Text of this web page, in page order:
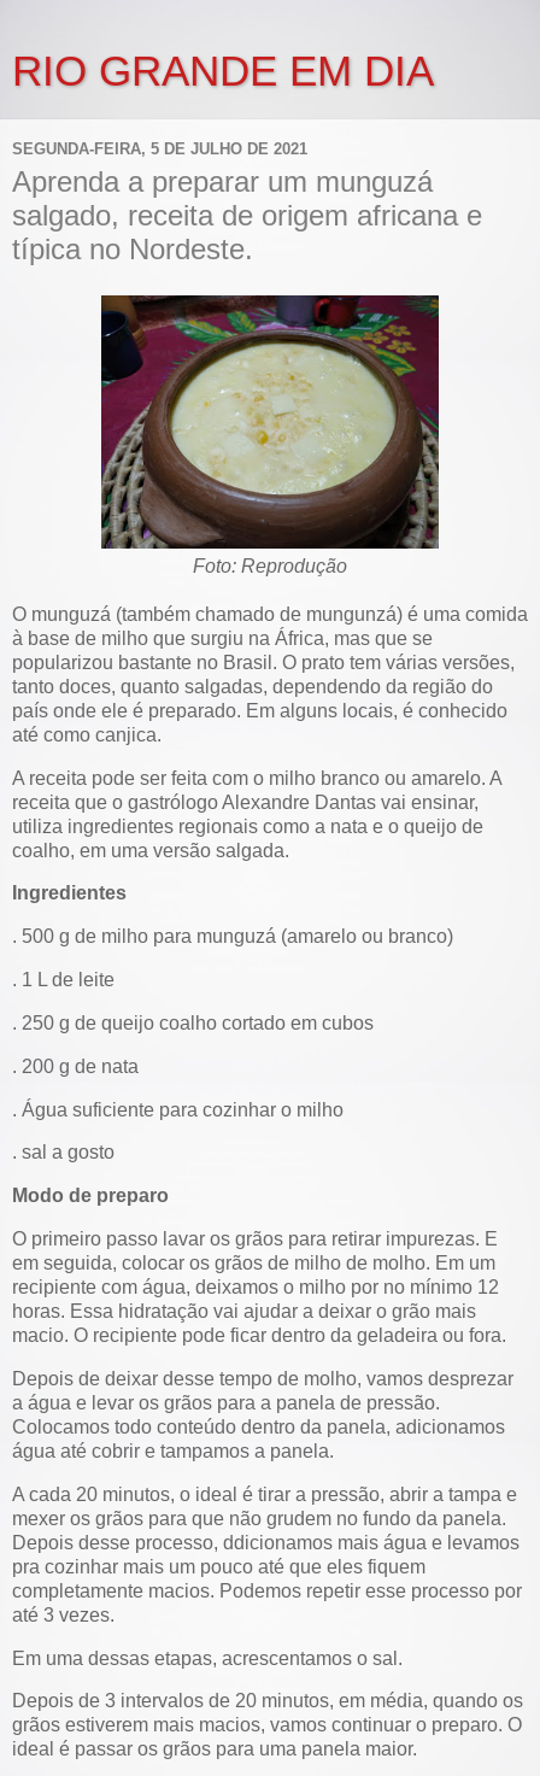
RIO GRANDE EM DIA
SEGUNDA-FEIRA, 5 DE JULHO DE 2021
Aprenda a preparar um munguzá
salgado, receita de origem africana e
típica no Nordeste.
Foto: Reprodução
O munguzá (também chamado de mungunzá) é uma comida
à base de milho que surgiu na África, mas que se
popularizou bastante no Brasil. O prato tem várias versões,
tanto doces, quanto salgadas, dependendo da região do
país onde ele é preparado. Em alguns locais, é conhecido
até como canjica.
A receita pode ser feita com o milho branco ou amarelo. A
receita que o gastrólogo Alexandre Dantas vai ensinar,
utiliza ingredientes regionais como a nata e o queijo de
coalho, em uma versão salgada.
Ingredientes
. 500 g de milho para munguzá (amarelo ou branco)
. 1 L de leite
. 250 g de queijo coalho cortado em cubos
. 200 g de nata
. Água suficiente para cozinhar o milho
. sal a gosto
Modo de preparo
O primeiro passo lavar os grãos para retirar impurezas. E
em seguida, colocar os grãos de milho de molho. Em um
recipiente com água, deixamos o milho por no mínimo 12
horas. Essa hidratação vai ajudar a deixar o grão mais
macio. O recipiente pode ficar dentro da geladeira ou fora.
Depois de deixar desse tempo de molho, vamos desprezar
a água e levar os grãos para a panela de pressão.
Colocamos todo conteúdo dentro da panela, adicionamos
água até cobrir e tampamos a panela.
A cada 20 minutos, o ideal é tirar a pressão, abrir a tampa e
mexer os grãos para que não grudem no fundo da panela.
Depois desse processo, ddicionamos mais água e levamos
pra cozinhar mais um pouco até que eles fiquem
completamente macios. Podemos repetir esse processo por
até 3 vezes.
Em uma dessas etapas, acrescentamos o sal.
Depois de 3 intervalos de 20 minutos, em média, quando os
grãos estiverem mais macios, vamos continuar o preparo. O
ideal é passar os grãos para uma panela maior.